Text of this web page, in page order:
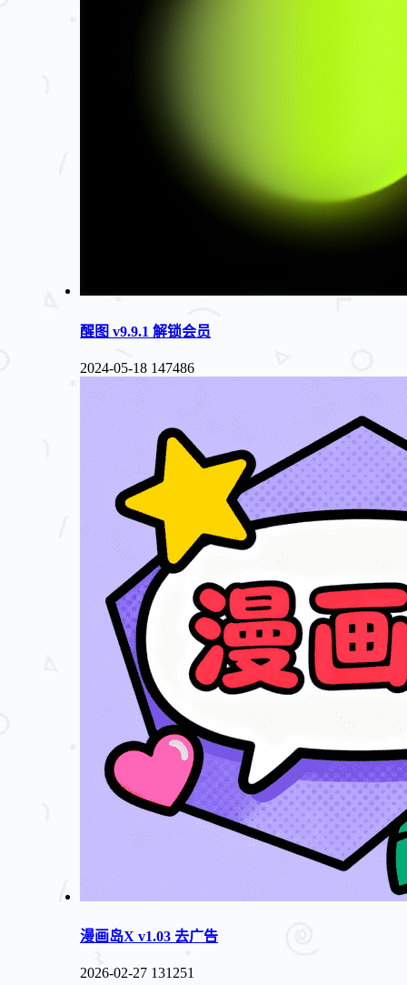
醒图 v9.9.1 解锁会员
2024-05-18 147486
漫画岛X v1.03 去广告
2026-02-27 131251